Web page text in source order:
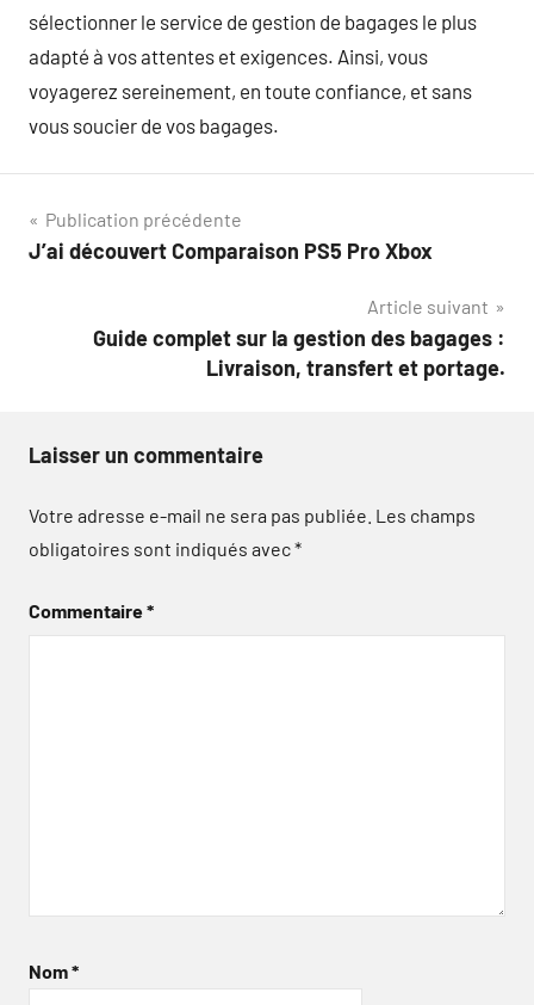
sélectionner le service de gestion de bagages le plus
adapté à vos attentes et exigences. Ainsi, vous
voyagerez sereinement, en toute confiance, et sans
vous soucier de vos bagages.
Navigation
de
Publication précédente
J’ai découvert Comparaison PS5 Pro Xbox
Article suivant
Guide complet sur la gestion des bagages :
Livraison, transfert et portage.
Laisser un commentaire
Votre adresse e-mail ne sera pas publiée. Les champs
obligatoires sont indiqués avec*
Commentaire*
Nom*